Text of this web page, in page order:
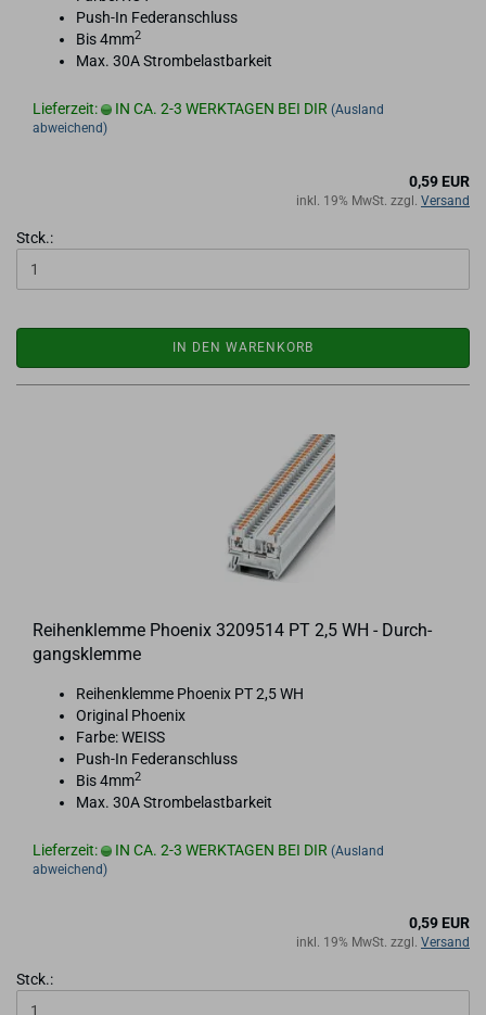
Push-​In Fe­der­an­schluss
Bis 4mm2
Max. 30A Strom­be­last­bar­keit
Lieferzeit: IN CA. 2-3 WERKTAGEN BEI DIR (Ausland
abweichend)
0,59 EUR
inkl. 19% MwSt. zzgl. Versand
Stck.:
IN DEN WARENKORB
Rei­hen­klem­me Phoe­nix 3209514 PT 2,5 WH - Durch­
gangs­klem­me
Rei­hen­klem­me Phoe­nix PT 2,5 WH
Ori­gi­nal Phoe­nix
Farbe: WEISS
Push-​In Fe­der­an­schluss
Bis 4mm2
Max. 30A Strom­be­last­bar­keit
Lieferzeit: IN CA. 2-3 WERKTAGEN BEI DIR (Ausland
abweichend)
0,59 EUR
inkl. 19% MwSt. zzgl. Versand
Stck.: